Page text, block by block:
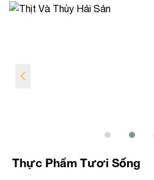
Thực Phẩm Tươi Sống